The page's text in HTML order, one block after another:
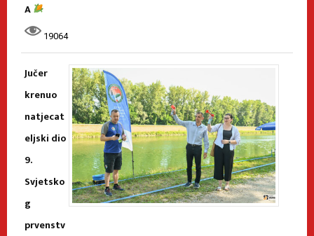
A
19064
Jučer
krenuo
natjecat
eljski dio
9.
Svjetsko
g
prvenstv